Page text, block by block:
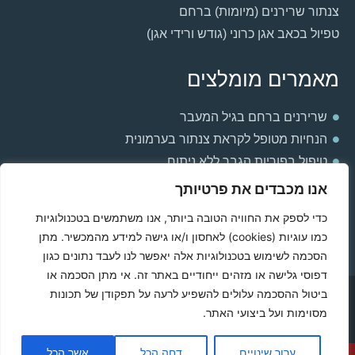
אנו מכבדים את פרטיותך
כדי לספק את החוויה הטובה ביותר, אנו משתמשים בטכנולוגיות
כמו עוגיות (cookies) לאחסון ו/או גישה למידע מהמכשיר. מתן
הסכמה לשימוש בטכנולוגיות אלה יאפשר לנו לעבד נתונים כגון
דפוסי גלישה או מזהים ייחודיים באתר זה. אי מתן הסכמה או
ביטול ההסכמה עלולים להשפיע לרעה על תפקודן של תכונות
מסוימות ועל ביצועי האתר.
ערוך שינויים דחה הכל אשר הכל
צנתור שרירנים (מיומות) ברחם
טפיול בכאב אגן כרוני (גודש ורידי אגן)
מאמרים מומלצים
שרירנים ברחם בגיל המעבר
הנחיות מטופל לקראת צנתור בערמונית
טיפול בפוריות הגבר ללא ניתוח
למה אני חש חולשה וכבדות ברגליים?
תסחיף ריאתי בהריון
הסיבות לכאבים באשך שמאל
Powered & Designed by Medical Online